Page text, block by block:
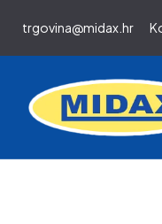
trgovina@midax.hr